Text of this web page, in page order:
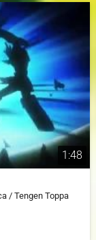
1:48
/ Tengen Toppa